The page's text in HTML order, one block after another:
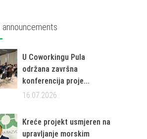
U Coworkingu Pula
održana završna
konferencija proje...
16.07.2026..
Kreće projekt usmjeren na
upravljanje morskim